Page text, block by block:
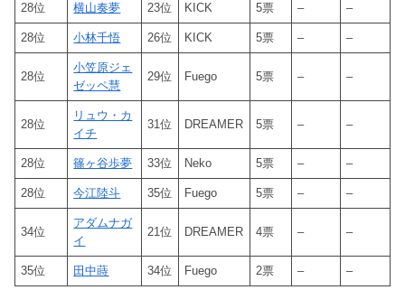
28位 横山奏夢 23位 KICK 5票 – –
28位 小林千悟 26位 KICK 5票 – –
28位
小笠原ジェ
ゼッペ慧
29位 Fuego 5票 – –
28位
リュウ・カ
イチ
31位 DREAMER 5票 – –
28位 篠ヶ谷歩夢 33位 Neko 5票 – –
28位 今江陸斗 35位 Fuego 5票 – –
34位
アダムナガ
イ
21位 DREAMER 4票 – –
35位 田中蒔 34位 Fuego 2票 – –